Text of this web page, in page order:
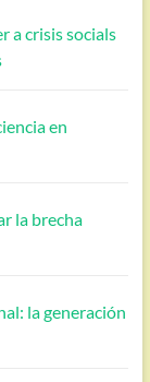
a crisis socials
en
la brecha
la generación